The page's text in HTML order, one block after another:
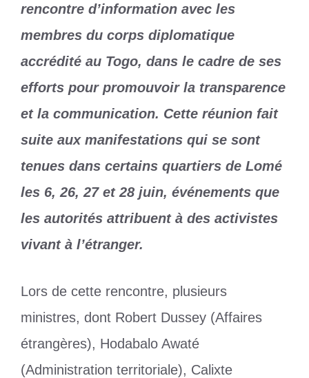
rencontre d’information avec les
membres du corps diplomatique
accrédité au Togo, dans le cadre de ses
efforts pour promouvoir la transparence
et la communication. Cette réunion fait
suite aux manifestations qui se sont
tenues dans certains quartiers de Lomé
les 6, 26, 27 et 28 juin, événements que
les autorités attribuent à des activistes
vivant à l’étranger.
Lors de cette rencontre, plusieurs
ministres, dont Robert Dussey (Affaires
étrangères), Hodabalo Awaté
(Administration territoriale), Calixte